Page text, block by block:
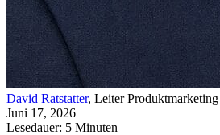
David Ratstatter, Leiter Produktmarketing
Juni 17, 2026
Lesedauer: 5 Minuten